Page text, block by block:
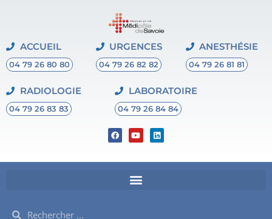
ACCUEIL
04 79 26 80 80
URGENCES
04 79 26 82 82
ANESTHÉSIE
04 79 26 81 81
RADIOLOGIE
04 79 26 83 83
LABORATOIRE
04 79 26 84 84
F
a
b
Y
o
u
e
L
i
e
Rechercher